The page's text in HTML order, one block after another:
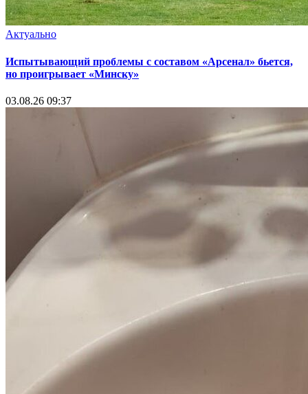
Актуально
Испытывающий проблемы с составом «Арсенал» бьется,
но проигрывает «Минску»
03.08.26 09:37